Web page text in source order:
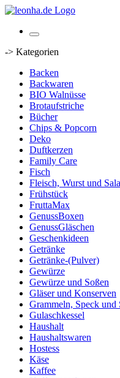
-> Kategorien
Backen
Backwaren
BIO Walnüsse
Brotaufstriche
Bücher
Chips & Popcorn
Deko
Duftkerzen
Family Care
Fisch
Fleisch, Wurst und
Frühstück
FruttaMax
GenussBoxen
GenussGläschen
Geschenkideen
Getränke
Getränke-(Pulver)
Gewürze
Gewürze und Soßen
Gläser und Konserven
Grammeln, Speck und
Gulaschkessel
Haushalt
Haushaltswaren
Hostess
Käse
Kaffee